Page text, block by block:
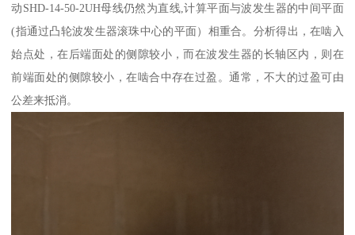
动SHD-14-50-2UH母线仍然为直线,计算平面与波发生器的中间平面
(指通过凸轮波发生器滚珠中心的平面）相重合。分析得出，在啮入
始点处，在后端面处的侧隙较小，而在波发生器的长轴区内，则在
前端面处的侧隙较小，在啮合中存在过盈。通常，不大的过盈可由
公差来抵消。